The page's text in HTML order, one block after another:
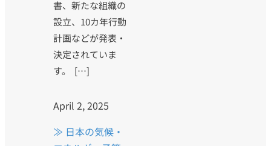
書、新たな組織の
設立、10カ年行動
計画などが発表・
決定されていま
す。 […]
April 2, 2025
≫ 日本の気候・